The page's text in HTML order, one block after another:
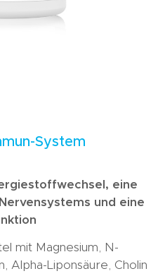
System
eine
und eine
mit Magnesium, N-
Alpha-Liponsäure, Cholin